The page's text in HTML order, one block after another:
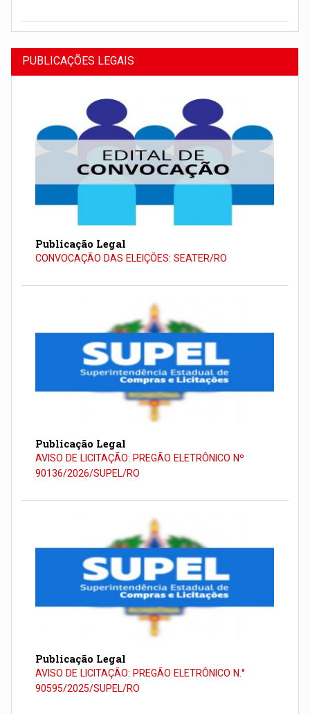
PUBLICAÇÕES LEGAIS
Publicação Legal
CONVOCAÇÃO DAS ELEIÇÕES: SEATER/RO
Publicação Legal
AVISO DE LICITAÇÃO: PREGÃO ELETRÔNICO Nº
90136/2026/SUPEL/RO
Publicação Legal
AVISO DE LICITAÇÃO: PREGÃO ELETRÔNICO N.°
90595/2025/SUPEL/RO